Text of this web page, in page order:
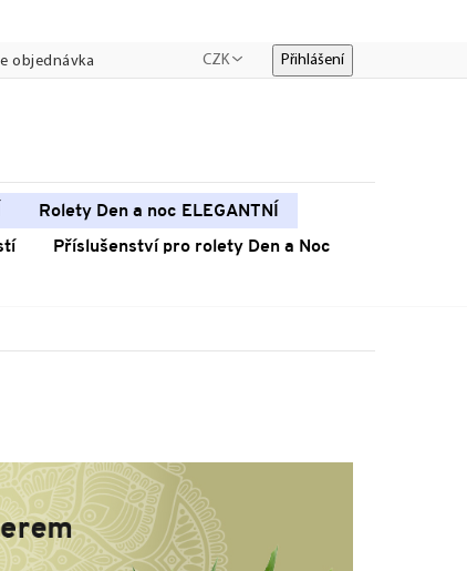
objednávka CZK Přihlášení
Rolety Den a noc ELEGANTNÍ
Příslušenství pro rolety Den a Noc